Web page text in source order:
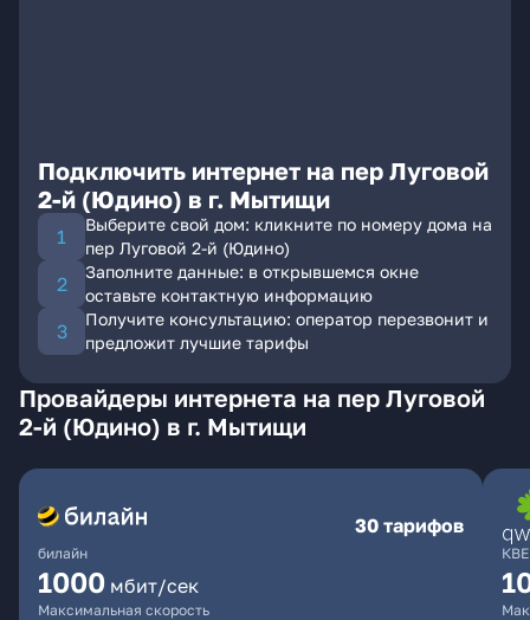
Подключить интернет на пер Луговой
2-й (Юдино) в г. Мытищи
Выберите свой дом: кликните по номеру дома на
пер Луговой 2-й (Юдино)
Заполните данные: в открывшемся окне
оставьте контактную информацию
Получите консультацию: оператор перезвонит и
предложит лучшие тарифы
Провайдеры интернета на пер Луговой
2-й (Юдино) в г. Мытищи
билайн
30 тарифов
1000 мбит/сек
Максимальная скорость